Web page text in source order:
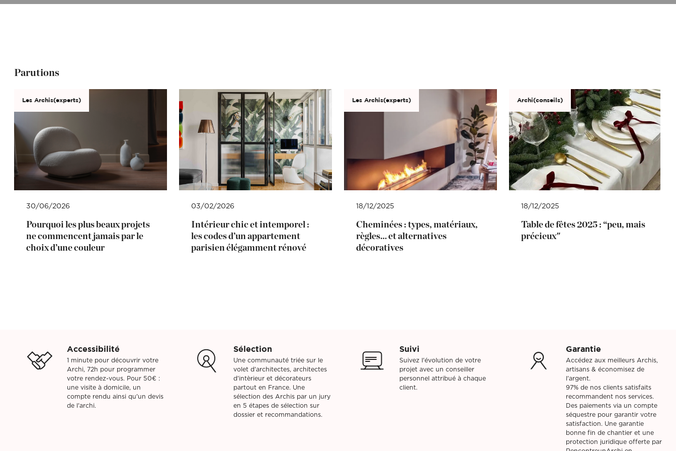
Parutions
Les Archis(experts)
30/06/2026
Pourquoi les plus beaux projets
ne commencent jamais par le
choix d’une couleur
03/02/2026
Intérieur chic et intemporel :
les codes d’un appartement
parisien élégamment rénové
Les Archis(experts)
18/12/2025
Cheminées : types, matériaux,
règles… et alternatives
décoratives
Archi(conseils)
18/12/2025
Table de fêtes 2025 : “peu, mais
précieux"
Accessibilité
1 minute pour découvrir votre
Archi, 72h pour programmer
votre rendez-vous. Pour 50€ :
une visite à domicile, un
compte rendu ainsi qu'un devis
de l'archi.
Sélection
Une communauté triée sur le
volet d'architectes, architectes
d'intèrieur et décorateurs
partout en France. Une
sélection des Archis par un jury
en 5 étapes de sélection sur
dossier et recommandations.
Suivi
Suivez l'évolution de votre
projet avec un conseiller
personnel attribué à chaque
client.
Garantie
Accédez aux meilleurs Archis,
artisans & économisez de
l'argent.
97% de nos clients satisfaits
recommandent nos services.
Des paiements via un compte
séquestre pour garantir votre
satisfaction. Une garantie
bonne fin de chantier et une
protection juridique offerte par
Mon budget total (€) Souhaitez-vous nous en dire plus sur votre projet ?
Votre rendez-vous par : Domicile Coaching déco
Mon budget total (€) Souhaitez-vous nous en dire plus sur votre projet ?